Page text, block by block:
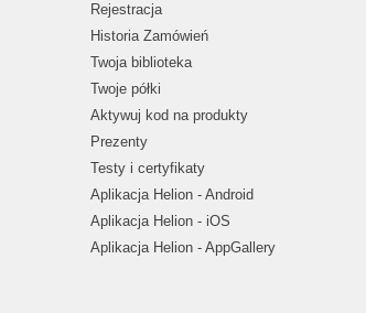
Rejestracja
Historia Zamówień
Twoja biblioteka
Twoje półki
Aktywuj kod na produkty
Prezenty
Testy i certyfikaty
Aplikacja Helion - Android
Aplikacja Helion - iOS
Aplikacja Helion - AppGallery